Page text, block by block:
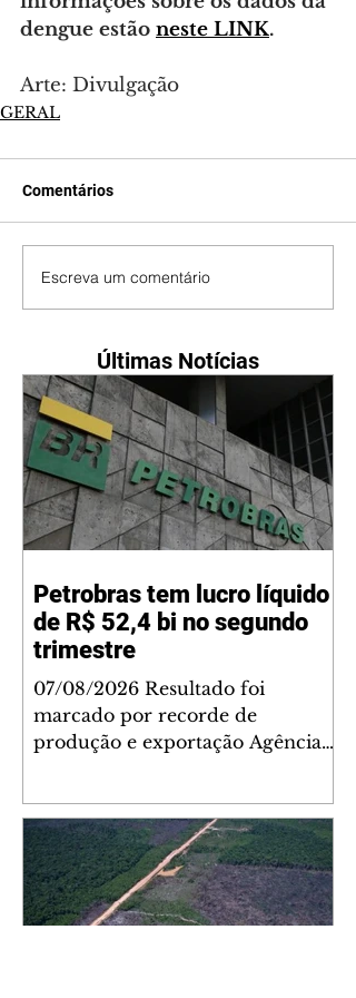
dengue estão neste LINK.
Arte: Divulgação
GERAL
Comentários
Escreva um comentário
Últimas Notícias
Petrobras tem lucro líquido
de R$ 52,4 bi no segundo
trimestre
07/08/2026 Resultado foi
marcado por recorde de
produção e exportação Agência
10,4 bilhões) no segundo trimestre
de 2026, 97% a mais em
comparação ao mesmo período
de 2025. Esse é um dos maiores
resultados trimestrais da série